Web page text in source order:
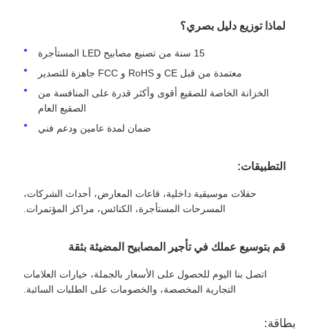
لماذا توزيع دليل بصري؟
15 سنة من تصنيع مصابيح LED المستأجرة
معتمدة من قبل CE و RoHS و FCC جاهزة للتصدير
الخزانة الخاصة للصقيع أقوى وأكثر قدرة على المنافسة من
الصقيع العام
ضمان لمدة عامين ودعم فني
التطبيقات:
حفلات موسيقية داخلية، قاعات المعارض، أحداث الشركات،
المسرحات المستأجرة، الكنائس، مراكز المؤتمرات.
قم بتوسيع عملك في تأجير المصابيح المضيئة بثقة
اتصل بنا اليوم للحصول على الأسعار بالجملة، خيارات العلامات
التجارية المخصصة، والخصومات على الطلبات السائبة.
بطاقة: